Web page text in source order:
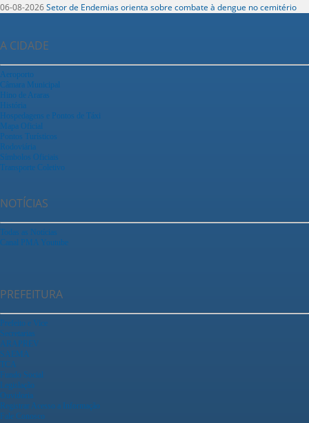
06-08-2026Setor de Endemias orienta sobre combate à dengue no cemitério
A CIDADE
Aeroporto
Câmara Municipal
Hino de Araras
História
Hospedagens e Pontos de Táxi
Mapa Oficial
Pontos Turísticos
Rodoviária
Símbolos Oficiais
Transporte Coletivo
NOTÍCIAS
Todas as Notícias
Canal PMA Youtube
PREFEITURA
Prefeito e Vice
Secretarias
ARAPREV
SAEMA
TCA
Fundo Social
Legislação
Ouvidoria
Registrar Acesso a Informação
Fale Conosco